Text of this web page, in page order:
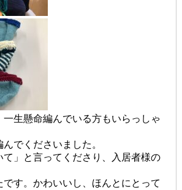
生懸命編んでいる方もいらっしゃ
でくださいました。
て」と言ってくださり、入居者様の
です。かわいいし、ほんとにとって